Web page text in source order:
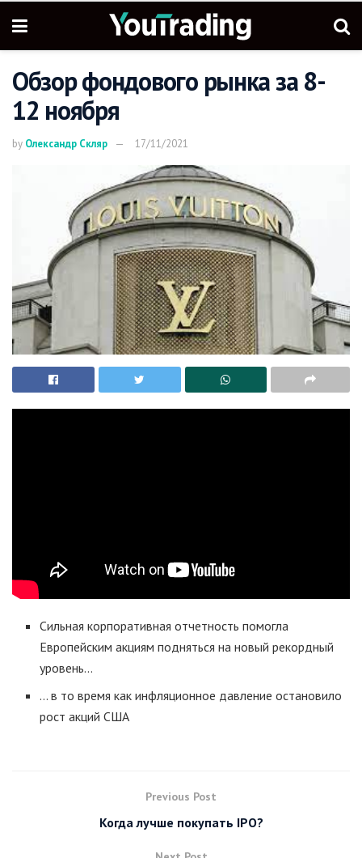
Обзор фондового рынка за 8-
12 ноября
by Олександр Скляр 17/11/2021
Сильная корпоративная отчетность помогла
Европейским акциям подняться на новый рекордный
уровень…
… в то время как инфляционное давление остановило
рост акций США
Previous Post
Когда лучше покупать IPO?